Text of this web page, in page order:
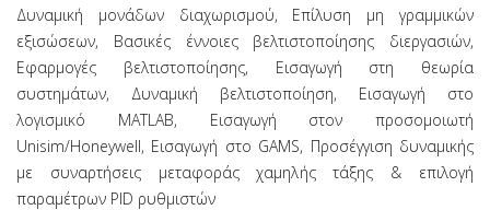
Δυναμική μονάδων διαχωρισμού, Επίλυση μη γραμμικών
εξισώσεων, Βασικές έννοιες βελτιστοποίησης διεργασιών,
Εφαρμογές βελτιστοποίησης, Εισαγωγή στη θεωρία
συστημάτων, Δυναμική βελτιστοποίηση, Εισαγωγή στο
λογισμικό MATLAB, Εισαγωγή στον προσομοιωτή
Unisim/Honeywell, Εισαγωγή στο GAMS, Προσέγγιση δυναμικής
με συναρτήσεις μεταφοράς χαμηλής τάξης & επιλογή
παραμέτρων PID ρυθμιστών